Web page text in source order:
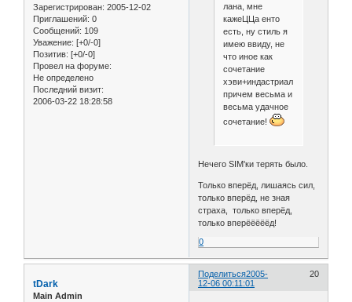
Зарегистрирован: 2005-12-02
Приглашений: 0
Сообщений: 109
Уважение: [+0/-0]
Позитив: [+0/-0]
Провел на форуме:
Не определено
Последний визит:
2006-03-22 18:28:58
лана, мне
кажеЦЦа енто
есть, ну стиль я
имею ввиду, не
что иное как
сочетание
хэви+индастриал,
причем весьма и
весьма удачное
сочетание!
Нечего SIM'ки терять было.
Только вперёд, лишаясь сил,
только вперёд, не зная
страха, только вперёд,
только вперёёёёёд!
0
Поделиться 20
2005-
12-06 00:11:01
tDark
Main Admin